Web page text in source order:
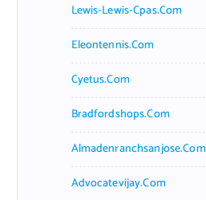
Lewis-Lewis-Cpas.com
Eleontennis.com
Cyetus.com
Bradfordshops.com
Almadenranchsanjose.com
Advocatevijay.com